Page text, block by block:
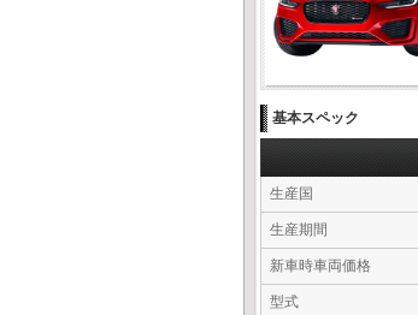
基本スペック
生産国
生産期間
新車時車両価格
型式